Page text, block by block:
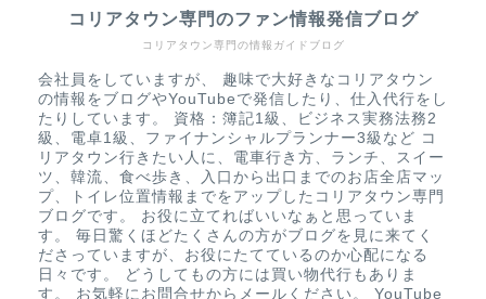
コリアタウン専門の情報ガイドブログ
コリアタウン専門のファン情報発信ブログ
会社員をしていますが、 趣味で大好きなコリアタウン
の情報をブログやYouTubeで発信したり、仕入代行をし
たりしています。 資格：簿記1級、ビジネス実務法務2
級、電卓1級、ファイナンシャルプランナー3級など コ
リアタウン行きたい人に、電車行き方、ランチ、スイー
ツ、韓流、食べ歩き、入口から出口までのお店全店マッ
プ、トイレ位置情報までをアップしたコリアタウン専門
ブログです。 お役に立てればいいなぁと思っていま
す。 毎日驚くほどたくさんの方がブログを見に来てく
ださっていますが、お役にたてているのか心配になる
日々です。 どうしてもの方には買い物代行もありま
す。 お気軽にお問合せからメールください。 YouTube